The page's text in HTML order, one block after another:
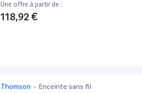
Une offre à partir de :
118,92 €
Thomson - Enceinte sans fil